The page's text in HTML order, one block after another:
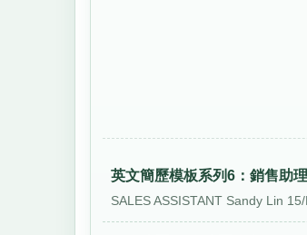
英文簡歷模板系列6：銷售助
SALES ASSISTANT Sandy Lin